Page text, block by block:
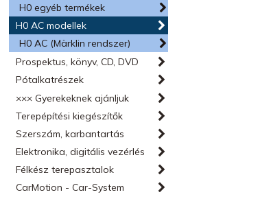
H0 egyéb termékek
H0 AC modellek
H0 AC (Märklin rendszer)
Prospektus, könyv, CD, DVD
Pótalkatrészek
××× Gyerekeknek ajánljuk
Terepépítési kiegészítők
Szerszám, karbantartás
Elektronika, digitális vezérlés
Félkész terepasztalok
CarMotion - Car-System